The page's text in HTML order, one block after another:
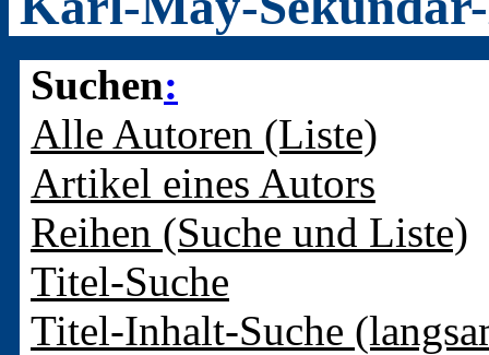
Suchen:
Alle Autoren (Liste)
Artikel eines Autors
Reihen (Suche und Liste)
Titel-Suche
Titel-Inhalt-Suche